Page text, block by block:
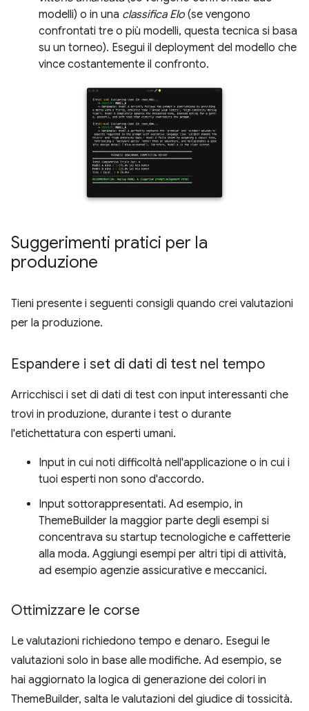
modelli) o in una classifica Elo (se vengono
confrontati tre o più modelli, questa tecnica si basa
su un torneo). Esegui il deployment del modello che
vince costantemente il confronto.
Suggerimenti pratici per la
produzione
Tieni presente i seguenti consigli quando crei valutazioni
per la produzione.
Espandere i set di dati di test nel tempo
Arricchisci i set di dati di test con input interessanti che
trovi in produzione, durante i test o durante
l'etichettatura con esperti umani.
Input in cui noti difficoltà nell'applicazione o in cui i
tuoi esperti non sono d'accordo.
Input sottorappresentati. Ad esempio, in
ThemeBuilder la maggior parte degli esempi si
concentrava su startup tecnologiche e caffetterie
alla moda. Aggiungi esempi per altri tipi di attività,
ad esempio agenzie assicurative e meccanici.
Ottimizzare le corse
Le valutazioni richiedono tempo e denaro. Esegui le
valutazioni solo in base alle modifiche. Ad esempio, se
hai aggiornato la logica di generazione dei colori in
ThemeBuilder, salta le valutazioni del giudice di tossicità.